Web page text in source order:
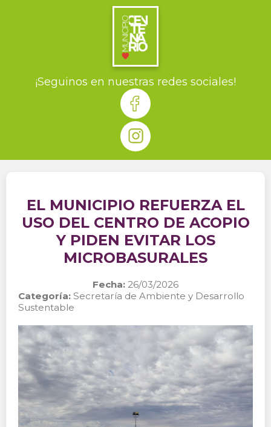
¡Seguinos en nuestras redes sociales!
EL MUNICIPIO REFUERZA EL
USO DEL CENTRO DE ACOPIO
Y PIDEN EVITAR LOS
MICROBASURALES
Fecha: 26/03/2026
Categoría: Secretaría de Ambiente y Desarrollo
Sustentable